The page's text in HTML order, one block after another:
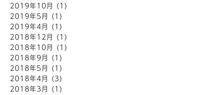
2019年10月
(1)
2019年5月
(1)
2019年4月
(1)
2018年12月
(1)
2018年10月
(1)
2018年9月
(1)
2018年5月
(1)
2018年4月
(3)
2018年3月
(1)